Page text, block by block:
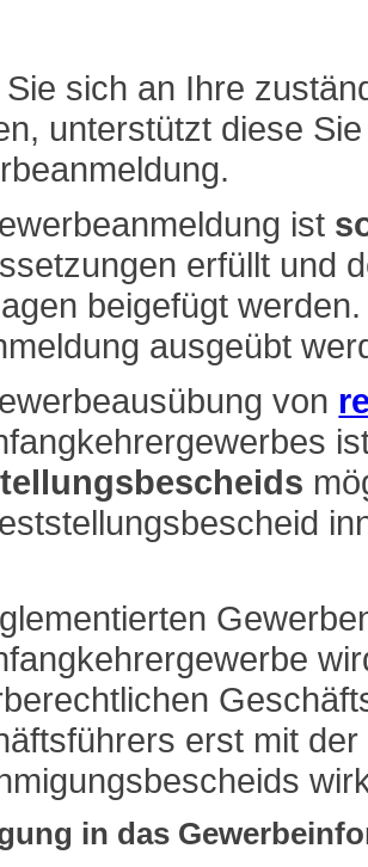
Sie sich an Ihre
unterstützt diese
ist
erfüllt und
beigefügt
ausgeübt
von
erst mit
in das